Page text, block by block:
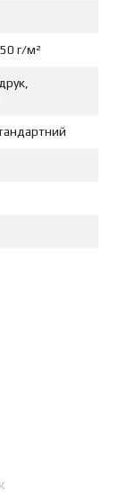
г/м²